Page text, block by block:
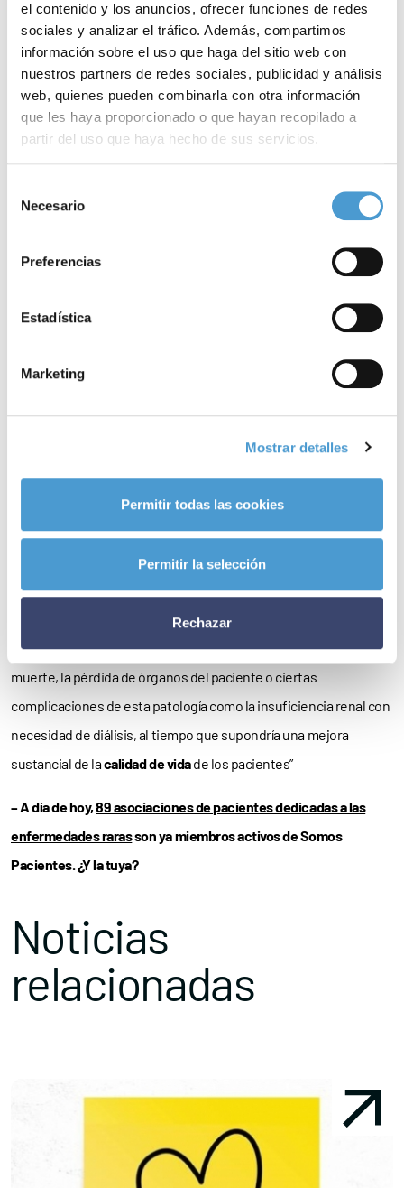
el contenido y los anuncios, ofrecer funciones de redes
sociales y analizar el tráfico. Además, compartimos
información sobre el uso que haga del sitio web con
nuestros partners de redes sociales, publicidad y análisis
web, quienes pueden combinarla con otra información
que les haya proporcionado o que hayan recopilado a
partir del uso que haya hecho de sus servicios.
de cookies
Necesario
Preferencias
Estadística
Marketing
Mostrar detalles
Permitir todas las cookies
Permitir la selección
Rechazar
complicaciones irreversibles de la enfermedad y recuperar la
función renal. Es una enfermedad amenazante para la vida del
paciente y la eficacia del tratamientodisminuye en caso de que
se vea demorado”.
Objetivo cero
logrados en la investigación, el SHUa puede a día de hoy
tratamiento debe iniciarse inmediatamente, no debiendo
De ahí el lema escogido para este Día Internacional,
‘Objetivo
Como concluye Francisco Monfort, “un mal diagnóstico puede
tener consecuencias graves para los enfermos como un
renal, unictus, uninfartoo incluso la muerte, que se da en un
de los casos durante el primer año, mientras que un
tratamiento a tiempo y de forma adecuada evitaría, además de la
muerte, la pérdida de órganos del paciente o ciertas
complicaciones de esta patología como la insuficiencia renal con
necesidad de diálisis, al tiempo que supondría una mejora
sustancial de lacalidad de vidade los pacientes”
– A día de hoy,89 asociaciones de pacientes dedicadas a las
enfermedades rarasson ya miembros activos de Somos
Pacientes. ¿Y la tuya?
Noticias
relacionadas